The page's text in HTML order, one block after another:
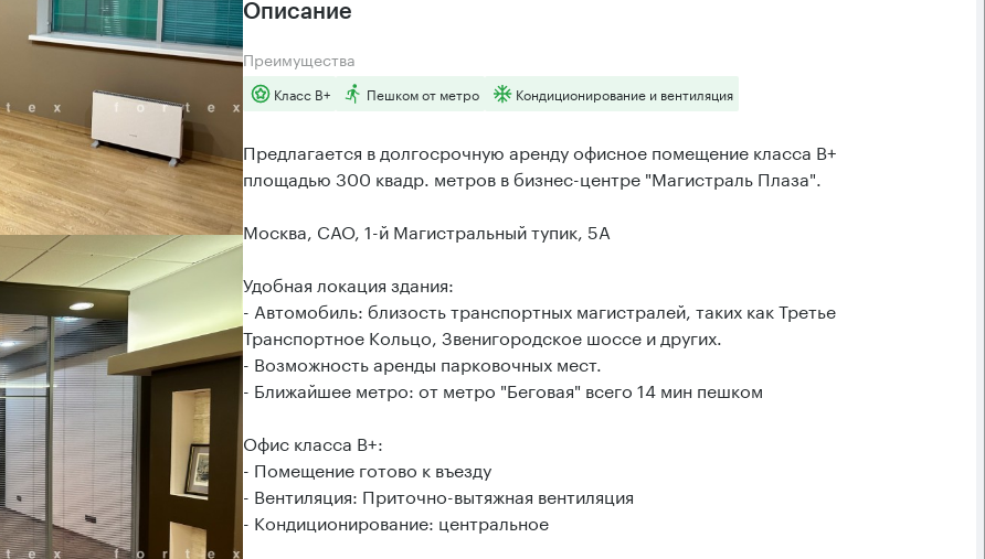
Описание
Преимущества
Класс B+ Пешком от метро Кондиционирование и вентиляция
Предлагается в долгосрочную аренду офисное помещение класса B+
площадью 300 квадр. метров в бизнес-центре "Магистраль Плаза".
Москва, САО, 1-й Магистральный тупик, 5А
Удобная локация здания:
- Автомобиль: близость транспортных магистралей, таких как Третье
Транспортное Кольцо, Звенигородское шоссе и других.
- Возможность аренды парковочных мест.
- Ближайшее метро: от метро "Беговая" всего 14 мин пешком
Офис класса B+:
- Помещение готово к въезду
- Вентиляция: Приточно-вытяжная вентиляция
- Кондиционирование: центральное